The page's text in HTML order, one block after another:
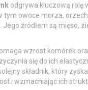
odgrywa kluczową rolę
tym owoce morza,
źródłem są mięso,
wzrost komórek
się do ich
składnik, który
i wzmacniając ich